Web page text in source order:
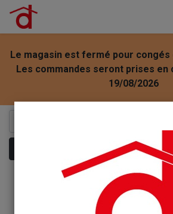
Le magasin est fermé pour congés
Les commandes seront prises en
19/08/2026
Montrer les catégories
Aucun article